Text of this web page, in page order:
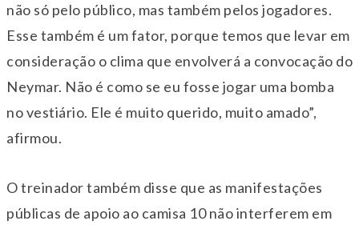
não só pelo público, mas também pelos jogadores.
Esse também é um fator, porque temos que levar em
consideração o clima que envolverá a convocação do
Neymar. Não é como se eu fosse jogar uma bomba
no vestiário. Ele é muito querido, muito amado”,
afirmou.
O treinador também disse que as manifestações
públicas de apoio ao camisa 10 não interferem em